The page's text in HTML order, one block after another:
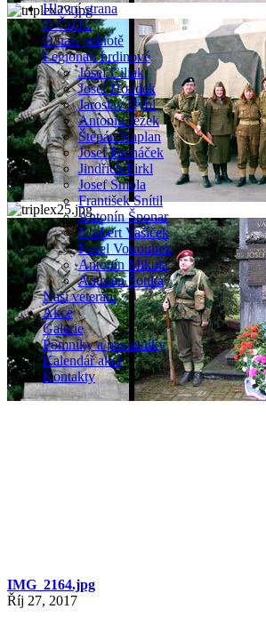
Hlavní strana
O ČsOL
O naší jednotě
Legionáři hrdinové
Josef Ciliak
Josef Houdek
Jaroslav Hýbl
Antonín Ježek
Štěpán Kaplan
Josef Pecháček
Jindřich Pirkl
Josef Smola
František Snítil
Antonín Šponar
Norbert Vašíček
Karel Votroubek
Antonín Mikula
Antonín Šonka
Naši veteráni
Akce
Galerie
Pomníky a památníky
Kalendář akcí
Kontakty
IMG_2164.jpg
Říj 27, 2017